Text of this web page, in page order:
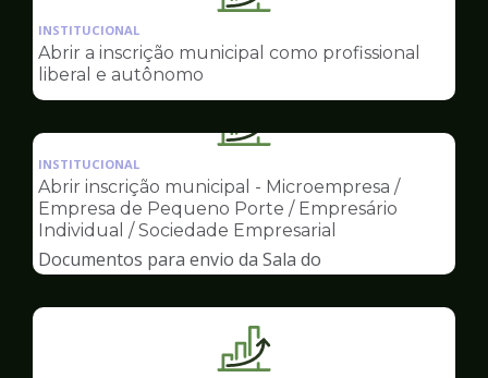
pagina
Sala
Empreendedor
INSTITUCIONAL
Abrir a inscrição municipal como profissional
liberal e autônomo
Ilustração
pagina
de
Sala
do
Empreendedor
INSTITUCIONAL
Abrir inscrição municipal - Microempresa /
Empresa de Pequeno Porte / Empresário
Individual / Sociedade Empresarial
Documentos para envio da Sala do
Ilustração